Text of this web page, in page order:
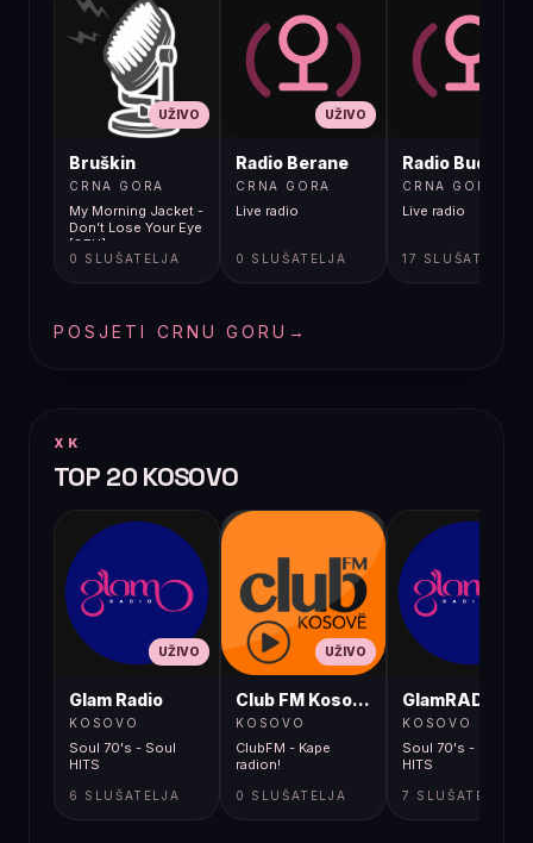
UŽIVO
Bruškin
CRNA GORA
My Morning Jacket -
Don’t Lose Your Eye
[8FU]
0 SLUŠATELJA
UŽIVO
Radio Berane
CRNA GORA
Live radio
0 SLUŠATELJA
Radio Budva
CRNA GORA
Live radio
17 SLUŠATELJA
POSJETI CRNU GORU →
XK
TOP 20 KOSOVO
UŽIVO
Glam Radio
KOSOVO
Soul 70's - Soul
HITS
6 SLUŠATELJA
UŽIVO
Club FM Kosovë
KOSOVO
ClubFM - Kape
radion!
0 SLUŠATELJA
GlamRADIO
KOSOVO
Soul 70's - Soul
HITS
7 SLUŠATELJA